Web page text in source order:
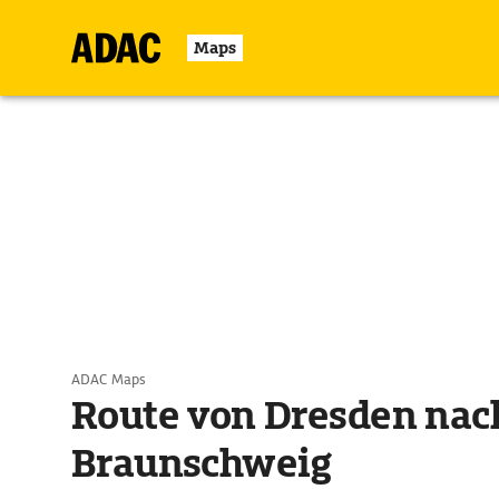
Maps
ADAC Maps
Route von Dresden
Braunschweig